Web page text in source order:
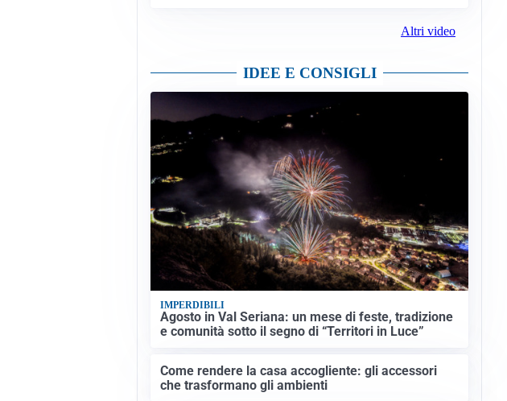
Altri video
IDEE E CONSIGLI
IMPERDIBILI
Agosto in Val Seriana: un mese di feste, tradizione
e comunità sotto il segno di “Territori in Luce”
Come rendere la casa accogliente: gli accessori
che trasformano gli ambienti